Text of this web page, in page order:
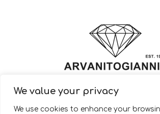
We value your privacy
We use cookies to enhance your
© 2022 ARVANITOGIANNIS – Jewelry Design
JewelryShop.gr